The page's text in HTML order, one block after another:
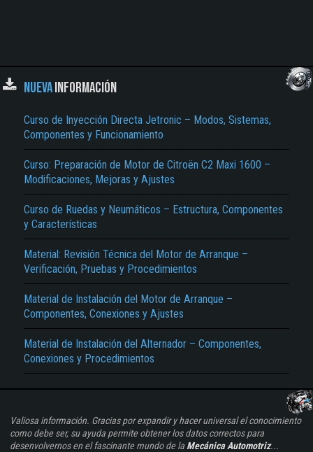
NUEVAINFORMACIÓN
Curso de Inyección Directa Jetronic – Modos, Sistemas,
Componentes y Funcionamiento
Curso: Preparación de Motor de Citroën C2 Maxi 1600 –
Modificaciones, Mejoras y Ajustes
Curso de Ruedas y Neumáticos – Estructura, Componentes
y Características
Material: Revisión Técnica del Motor de Arranque –
Verificación, Pruebas y Procedimientos
Material de Instalación del Motor de Arranque –
Componentes, Conexiones y Ajustes
Material de Instalación del Alternador – Componentes,
Conexiones y Procedimientos
Valiosa información. Gracias por expandir y hacer universal el conocimiento
como debe ser, su ayuda permite obtener los datos correctos para
desenvolvernos en el fascinante mundo de la Mecánica Automotriz...